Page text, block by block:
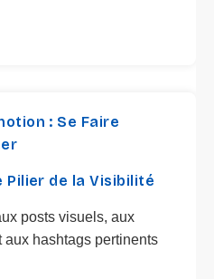
: Se Faire
Pilier de la Visibilité
posts visuels, aux
aux hashtags pertinents